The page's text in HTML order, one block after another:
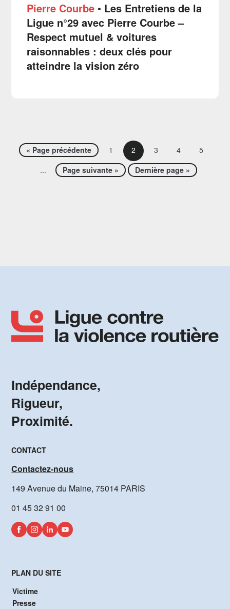
Pierre Courbe • Les Entretiens de la
Ligue n°29 avec Pierre Courbe –
Respect mutuel & voitures
raisonnables : deux clés pour
atteindre la vision zéro
« Page précédente 1 2 3 4
5
...
Page suivante » Dernière page »
Indépendance,
Rigueur,
Proximité.
CONTACT
Contactez-nous
149 Avenue du Maine, 75014 PARIS
01 45 32 91 00
PLAN DU SITE
Victime
Presse